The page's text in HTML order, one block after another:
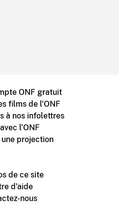
ONF gratuit
films de l'ONF
à nos infolettres
l’ONF
projection
de ce site
d'aide
nous